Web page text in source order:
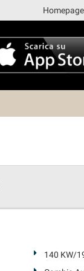
Homepage
140 KW/